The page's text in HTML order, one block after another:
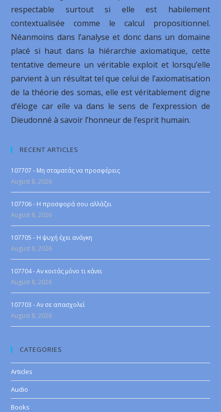
respectable surtout si elle est habilement
contextualisée comme le calcul propositionnel.
Néanmoins dans l’analyse et donc dans un domaine
placé si haut dans la hiérarchie axiomatique, cette
tentative demeure un véritable exploit et lorsqu’elle
parvient à un résultat tel que celui de l’axiomatisation
de la théorie des somas, elle est véritablement digne
d’éloge car elle va dans le sens de l’expression de
Dieudonné à savoir l’honneur de l’esprit humain.
RECENT ARTICLES
107707 - Μη σταματάς να προσφέρεις
August 8, 2026
107706 - Η προσφορά σου αλλάζει
August 8, 2026
107705 - Η ψυχή έχει ανάγκη
August 8, 2026
107704 - Αν κοιτάς μόνο τι κάνει
August 8, 2026
107703 - Αν σε απασχολεί
August 8, 2026
CATEGORIES
Articles
Audio
Books